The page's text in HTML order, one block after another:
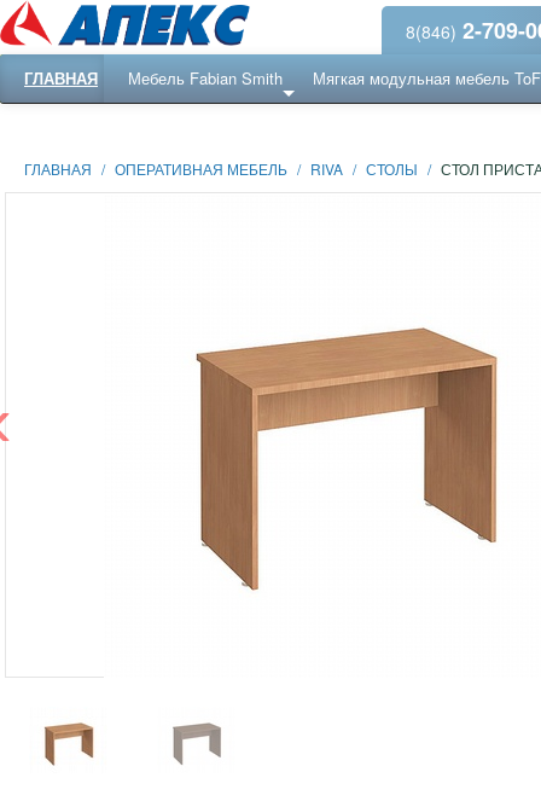
8(846) 2-709-
ГЛАВНАЯ Мебель Fabian Smith Мягкая модульная мебель
ГЛАВНАЯ / ОПЕРАТИВНАЯ МЕБЕЛЬ / RIVA / СТОЛЫ / СТОЛ